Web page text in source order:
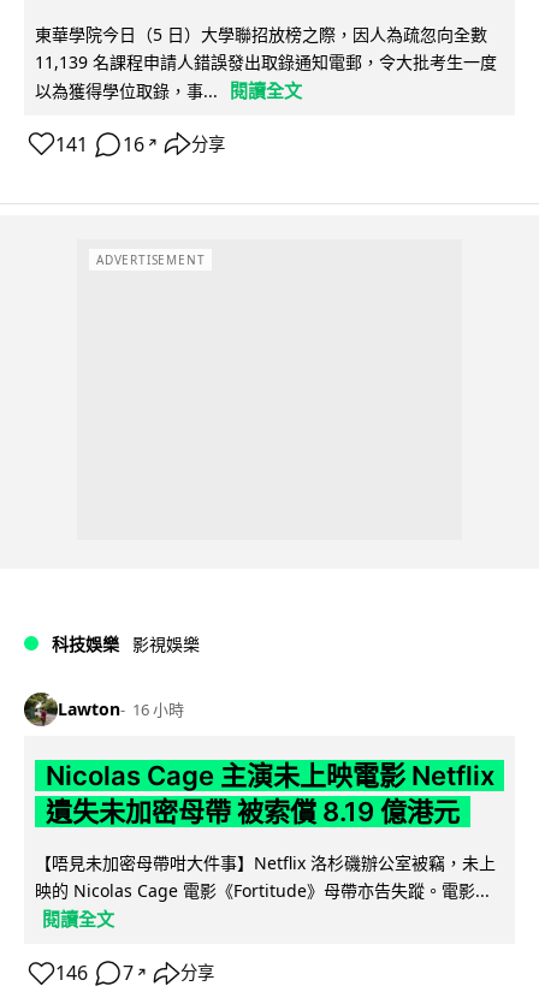
東華學院今日（5 日）大學聯招放榜之際，因人為疏忽向全數
11,139 名課程申請人錯誤發出取錄通知電郵，令大批考生一度
以為獲得學位取錄，事...
閱讀全文
141 16 ↗ 分享
ADVERTISEMENT
科技娛樂 影視娛樂
Lawton 16 小時
Nicolas Cage 主演未上映電影 Netflix
遺失未加密母帶 被索償 8.19 億港元
【唔見未加密母帶咁大件事】Netflix 洛杉磯辦公室被竊，未上
映的 Nicolas Cage 電影《Fortitude》母帶亦告失蹤。電影...
閱讀全文
146 7 ↗ 分享